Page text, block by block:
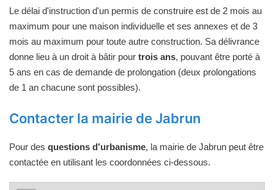
Le délai d'instruction d'un permis de construire est de 2 mois au
maximum pour une maison individuelle et ses annexes et de 3
mois au maximum pour toute autre construction. Sa délivrance
donne lieu à un droit à bâtir pour trois ans, pouvant être porté à
5 ans en cas de demande de prolongation (deux prolongations
de 1 an chacune sont possibles).
Contacter la mairie de Jabrun
Pour des questions d'urbanisme, la mairie de Jabrun peut être
contactée en utilisant les coordonnées ci-dessous.